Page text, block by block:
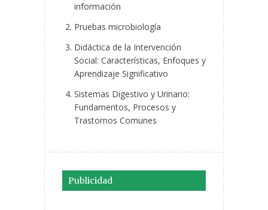
información
Pruebas microbiología
Didáctica de la Intervención
Social: Características, Enfoques y
Aprendizaje Significativo
Sistemas Digestivo y Urinario:
Fundamentos, Procesos y
Trastornos Comunes
Publicidad